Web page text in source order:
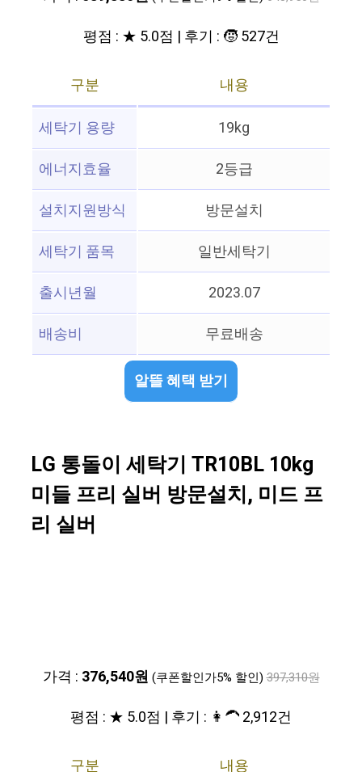
평점 : ★ 5.0점 | 후기 : 🧒 527건
구분
내용
세탁기 용량
19kg
에너지효율
2등급
설치지원방식
방문설치
세탁기 품목
일반세탁기
출시년월
2023.07
배송비
무료배송
알뜰 혜택 받기
LG 통돌이 세탁기 TR10BL 10kg
미들 프리 실버 방문설치, 미드 프
리 실버
가격 : 376,540원 (쿠폰할인가5% 할인) 397,310원
평점 : ★ 5.0점 | 후기 : 👩‍🦱 2,912건
구분
내용